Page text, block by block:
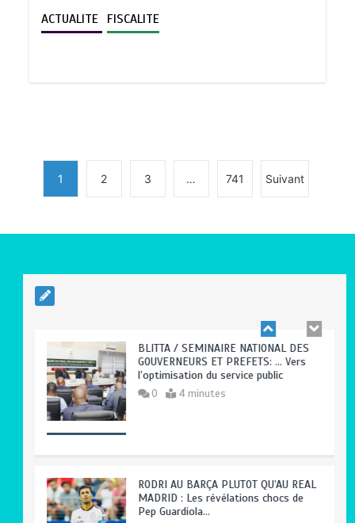
ACTUALITE FISCALITE
1 2 3 … 741 Suivant
BLITTA / SEMINAIRE NATIONAL DES
GOUVERNEURS ET PREFETS: … Vers
l’optimisation du service public
0 4 minutes
RODRI AU BARÇA PLUTOT QU’AU REAL
MADRID : Les révélations chocs de
Pep Guardiola…